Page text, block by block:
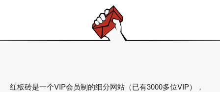
红板砖是一个VIP会员制的细分网站（已有3000多位VIP），